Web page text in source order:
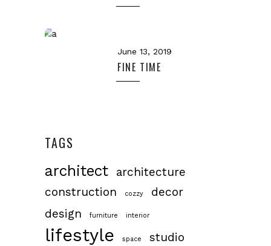
June 13, 2019
FINE TIME
TAGS
architect
architecture
construction
cozzy
decor
design
furniture interior
lifestyle space studio